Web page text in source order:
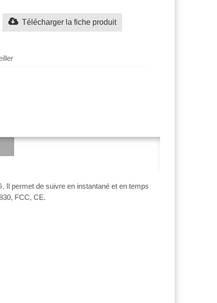
Télécharger la fiche produit
Il permet de suivre en instantané et en temps
FCC, CE.